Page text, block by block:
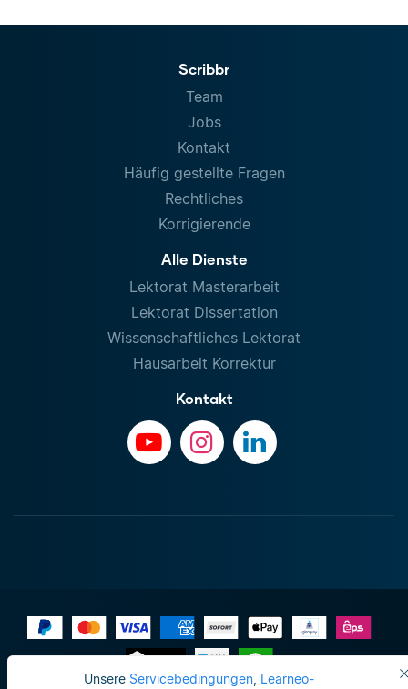
Unsere Servicebedingungen, Learneo-
Scribbr
Team
Jobs
Kontakt
Häufig gestellte Fragen
Rechtliches
Korrigierende
Alle Dienste
Lektorat Masterarbeit
Lektorat Dissertation
Wissenschaftliches Lektorat
Hausarbeit Korrektur
Kontakt